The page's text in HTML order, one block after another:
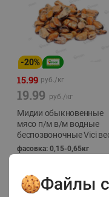
-20%
15.99 руб./кг
19.99 руб./кг
Мидии обыкновенные
мясо п/м в/м водные
беспозвоночные Vici
фасовка: 0,15-0,65кг
Файлы